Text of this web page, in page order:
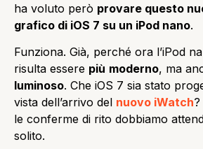
ha voluto però provare questo
grafico di iOS 7 su un iPod nano.
Funziona. Già, perché ora l’iPod
risulta essere più moderno, ma
luminoso. Che iOS 7 sia stato
vista dell’arrivo del nuovo iWatch
le conferme di rito dobbiamo
solito.